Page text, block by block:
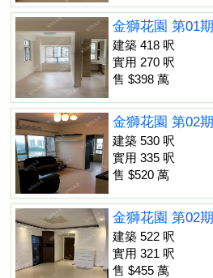
金獅花園 第01期
建築 418 呎
實用 270 呎
售 $398 萬
金獅花園 第02期
建築 530 呎
實用 335 呎
售 $520 萬
金獅花園 第02期
建築 522 呎
實用 321 呎
售 $455 萬